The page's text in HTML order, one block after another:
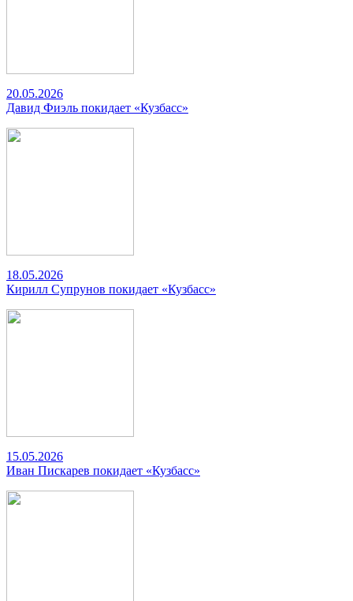
20.05.2026
Давид Фиэль покидает «Кузбасс»
18.05.2026
Кирилл Супрунов покидает «Кузбасс»
15.05.2026
Иван Пискарев покидает «Кузбасс»